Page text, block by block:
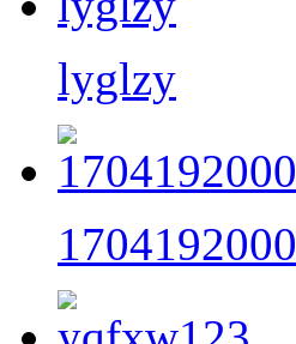
lyglzy
1704192000